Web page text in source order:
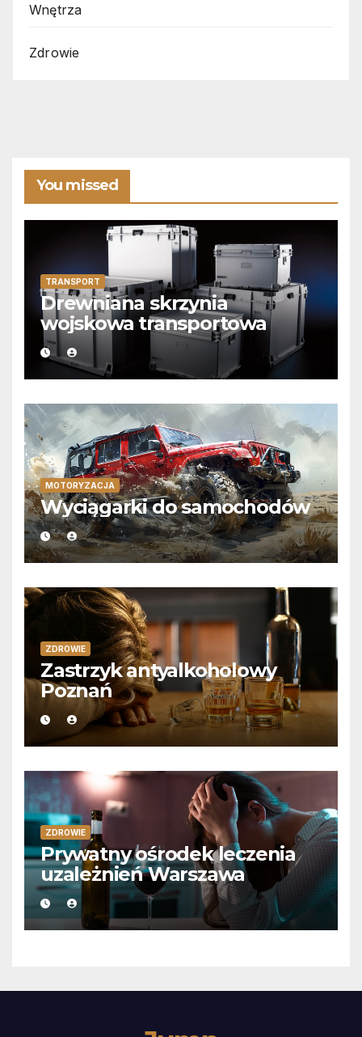
Wnętrza
Zdrowie
You missed
TRANSPORT
Drewniana skrzynia
wojskowa transportowa
MOTORYZACJA
Wyciągarki do samochodów
ZDROWIE
Zastrzyk antyalkoholowy
Poznań
ZDROWIE
Prywatny ośrodek leczenia
uzależnień Warszawa